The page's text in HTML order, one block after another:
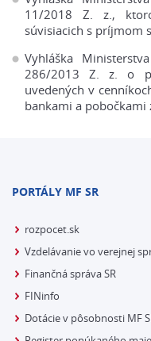
11/2018 Z. z.,
súvisiacich s príjmom
Vyhláška
286/2013 Z. z. o
uvedených v
bankami a pobočkami
PORTÁLY MF SR
rozpocet.sk
Vzdelávanie vo verejnej
Finančná správa SR
FINinfo
Dotácie v pôsobnosti MF